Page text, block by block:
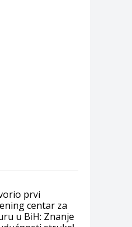
prvi
centar za
u BiH: Znanje